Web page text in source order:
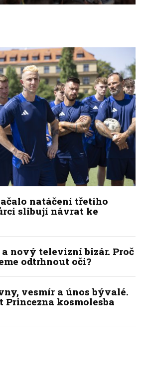
natáčení třetího
slibují návrat ke
nový televizní bizár. Proč
odtrhnout oči?
vesmír a únos bývalé.
kosmolesba